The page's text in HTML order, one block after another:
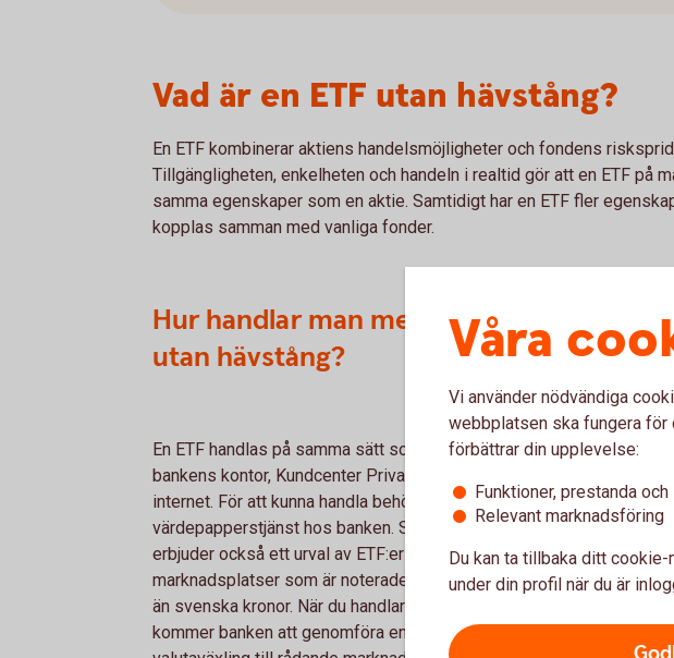
Vad är en ETF utan hävstång?
En ETF kombinerar aktiens handelsmöjligheter och fondens
Tillgängligheten, enkelheten och handeln i realtid gör att en ETF på
samma egenskaper som en aktie. Samtidigt har en ETF fler
kopplas samman med vanliga fonder.
Hur handlar man med ETF:er
utan hävstång?
En ETF handlas på samma sätt som aktier via
bankens kontor, Kundcenter Privat eller via
internet. För att kunna handla behöver du ha en
värdepapperstjänst hos banken. Swedbank
erbjuder också ett urval av ETF:er på utländska
marknadsplatser som är noterade i annan valuta
än svenska kronor. När du handlar med dessa
kommer banken att genomföra en automatisk
Vad tar
Att placera i
både
för övriga
fondens värde
medan
är angiven i en
innehåller
typer av
Våra
Vi använder nödvändiga
webbplatsen ska fungera för
förbättrar din upplevelse:
Funktioner, prestanda
Relevant marknadsföring
Du kan ta tillbaka ditt
under din profil när du är